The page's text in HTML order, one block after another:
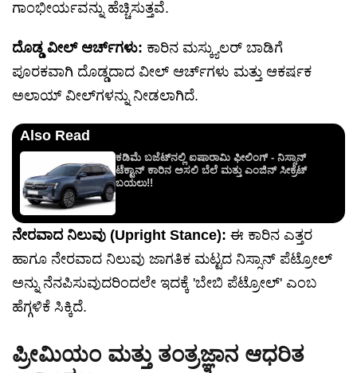
ಗಾಂಭೀರ್ಯವನ್ನು ಹೆಚ್ಚಿಸುತ್ತವೆ.
ದೊಡ್ಡ ವೀಲ್ ಆರ್ಚ್‌ಗಳು: ಕಾರಿನ ಮಸ್ಕ್ಯುಲರ್ ಬಾಡಿಗೆ
ಪೂರಕವಾಗಿ ದೊಡ್ಡದಾದ ವೀಲ್ ಆರ್ಚ್‌ಗಳು ಮತ್ತು ಆಕರ್ಷಕ
ಅಲಾಯ್ ವೀಲ್‌ಗಳನ್ನು ನೀಡಲಾಗಿದೆ.
Also Read
ಕಡಿಮೆ ಬಜೆಟ್‌ನಲ್ಲಿ ಐಷಾರಾಮಿ ಫೀಲಿಂಗ್ - ನಿಸ್ಸಾನ್
ಟೆಕ್ಟಾನ್ ಕಾರಿನ ಅಸಲಿ ಬೆಲೆ ಮತ್ತು ಎಂಜಿನ್ ಸೀಕ್ರೆಟ್
ಬಯಲು!!
ನೇರವಾದ ನಿಲುವು (Upright Stance): ಈ ಕಾರಿನ ಎತ್ತರ
ಹಾಗೂ ನೇರವಾದ ನಿಲುವು ಜಾಗತಿಕ ಮಟ್ಟದ ನಿಸ್ಸಾನ್ ಪೆಟ್ರೋಲ್
ಅನ್ನು ನೆನಪಿಸುವುದರಿಂದಲೇ ಇದಕ್ಕೆ 'ಬೇಬಿ ಪೆಟ್ರೋಲ್' ಎಂಬ
ಹೆಗ್ಗಳಿಕೆ ಸಿಕ್ಕಿದೆ.
ಪ್ರೀಮಿಯಂ ಮತ್ತು ತಂತ್ರಜ್ಞಾನ ಆಧರಿತ